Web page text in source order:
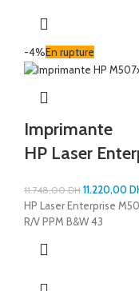
-4%En rupture
Imprimante
HP Laser
11.748,00DH 11.220,00
HP Laser Enterprise
R/V PPM B&W 43